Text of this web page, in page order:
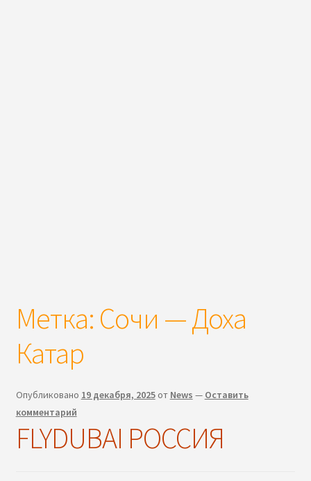
Метка: Сочи — Доха
Катар
Опубликовано 19 декабря, 2025 от News — Оставить
комментарий
FLYDUBAI РОССИЯ